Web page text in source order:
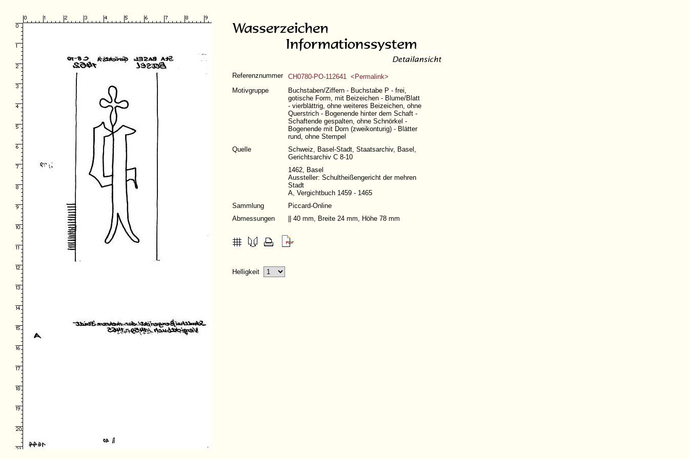
Referenznummer
CH0780-PO-112641 <Permalink>
Motivgruppe
Buchstaben/Ziffern - Buchstabe P - frei,
gotische Form, mit Beizeichen - Blume/Blatt
- vierblättrig, ohne weiteres Beizeichen, ohne
Querstrich - Bogenende hinter dem Schaft -
Schaftende gespalten, ohne Schnörkel -
Bogenende mit Dorn (zweikonturig) - Blätter
rund, ohne Stempel
Quelle
Schweiz, Basel-Stadt, Staatsarchiv, Basel,
Gerichtsarchiv C 8-10
1462, Basel
Aussteller: Schultheißengericht der mehren
Stadt
A, Vergichtbuch 1459 - 1465
Sammlung
Piccard-Online
Abmessungen
|| 40 mm, Breite 24 mm, Höhe 78 mm
Helligkeit